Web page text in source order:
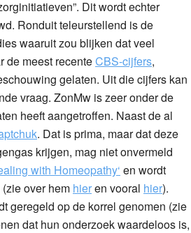
Dit wordt echter
Ronduit teleurstellend is de
waaruit zou blijken dat veel
de meest recenteCBS-cijfers,
gelaten. Uit die cijfers kan
vraag. ZonMw is zeer onder de
heeft aangetroffen. Naast de al
. Dat is prima, maar dat deze
krijgen, mag niet onvermeld
with Homeopathy‘ en wordt
over hem hieren vooral hier).
geregeld op de korrel genomen (zie
dat hun onderzoek waardeloos is,